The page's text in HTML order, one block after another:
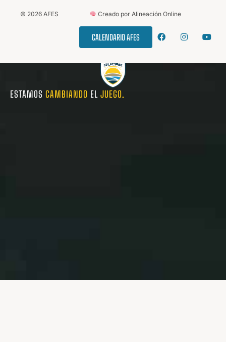
© 2026AFES Creado por Alineación Online
CALENDARIO AFES
ESTAMOS CAMBIANDO EL JUEGO.